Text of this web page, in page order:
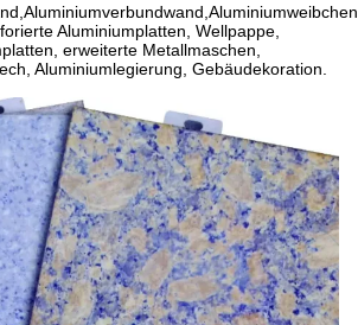
Aluminiumplatten, Wellpappe,
erweiterte Metallmaschen,
Aluminiumlegierung, Gebäudekoration.